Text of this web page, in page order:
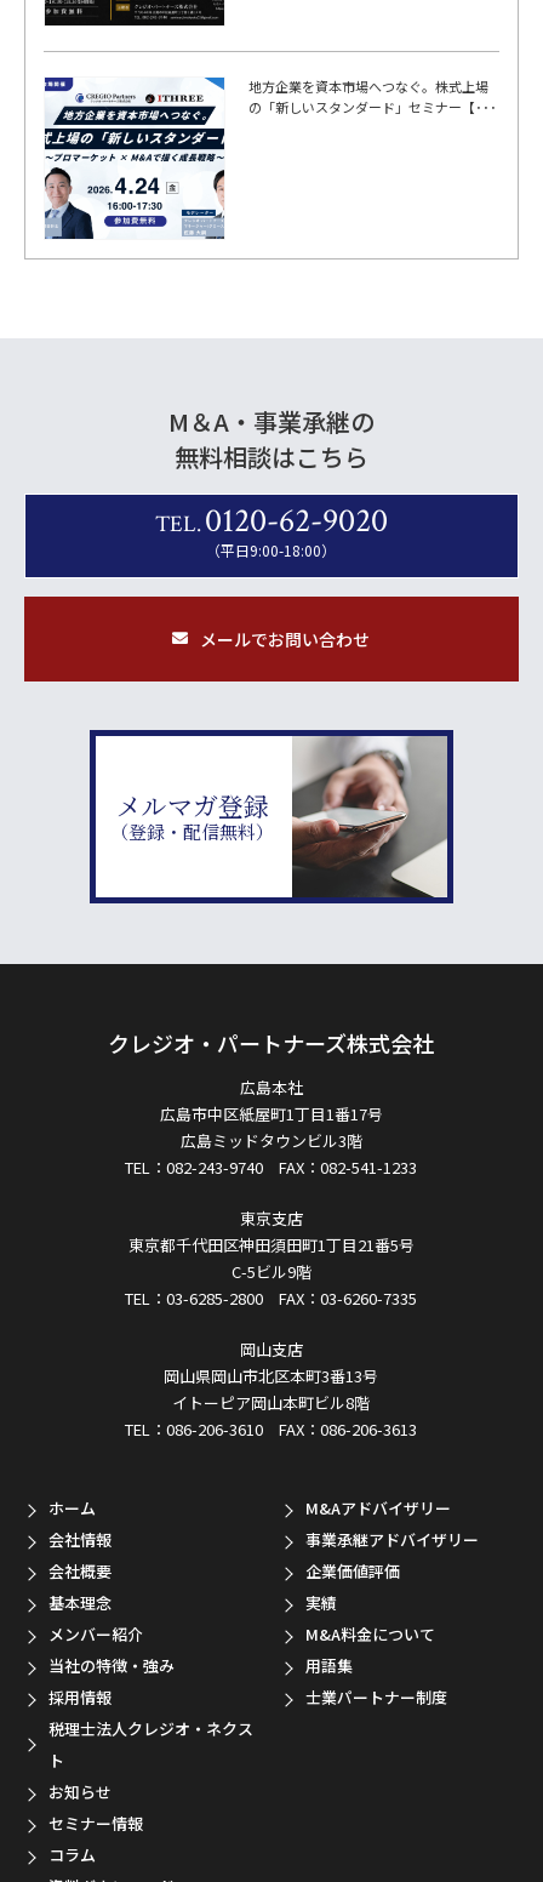
地方企業を資本市場へつなぐ。株式上場
の「新しいスタンダード」セミナー【･･･
M＆A・事業承継の
無料相談はこちら
TEL.0120-62-9020
（平日9:00-18:00）
メールでお問い合わせ
メルマガ登録
（登録・配信無料）
クレジオ・パートナーズ株式会社
広島本社
広島市中区紙屋町1丁目1番17号
広島ミッドタウンビル3階
TEL：082-243-9740 FAX：082-541-1233
東京支店
東京都千代田区神田須田町1丁目21番5号
C-5ビル9階
TEL：03-6285-2800 FAX：03-6260-7335
岡山支店
岡山県岡山市北区本町3番13号
イトーピア岡山本町ビル8階
TEL：086-206-3610 FAX：086-206-3613
ホーム
会社情報
会社概要
基本理念
メンバー紹介
当社の特徴・強み
採用情報
税理士法人クレジオ・ネクス
ト
M&Aアドバイザリー
事業承継アドバイザリー
企業価値評価
実績
M&A料金について
用語集
士業パートナー制度
お知らせ
セミナー情報
コラム